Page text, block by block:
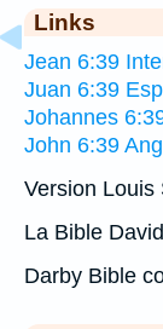
Links
Jean 6:39
Juan 6:39
Johannes
John 6:39
Version Louis
La Bible
Darby Bible